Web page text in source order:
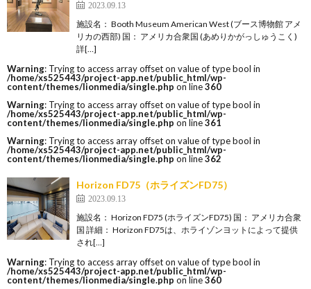
2023.09.13
施設名： Booth Museum American West (ブース博物館 アメ
リカの西部) 国： アメリカ合衆国 (あめりかがっしゅうこく)
詳[…]
Warning: Trying to access array offset on value of type bool in
/home/xs525443/project-app.net/public_html/wp-
content/themes/lionmedia/single.php on line360
Warning: Trying to access array offset on value of type bool in
/home/xs525443/project-app.net/public_html/wp-
content/themes/lionmedia/single.php on line361
Warning: Trying to access array offset on value of type bool in
/home/xs525443/project-app.net/public_html/wp-
content/themes/lionmedia/single.php on line362
Horizon FD75（ホライズンFD75）
2023.09.13
施設名： Horizon FD75 (ホライズンFD75) 国： アメリカ合衆
国 詳細： Horizon FD75は、ホライゾンヨットによって提供
され[…]
Warning: Trying to access array offset on value of type bool in
/home/xs525443/project-app.net/public_html/wp-
content/themes/lionmedia/single.php on line360